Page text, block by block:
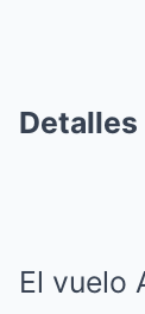
Detalles
El vuelo